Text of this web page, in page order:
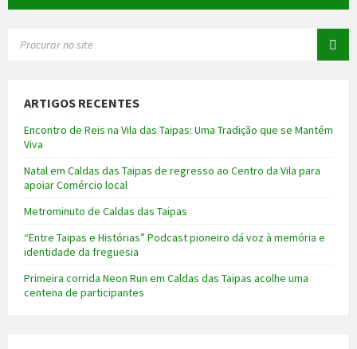
ARTIGOS RECENTES
Encontro de Reis na Vila das Taipas: Uma Tradição que se Mantém
Viva
Natal em Caldas das Taipas de regresso ao Centro da Vila para
apoiar Comércio local
Metrominuto de Caldas das Taipas
“Entre Taipas e Histórias” Podcast pioneiro dá voz à memória e
identidade da freguesia
Primeira corrida Neon Run em Caldas das Taipas acolhe uma
centena de participantes